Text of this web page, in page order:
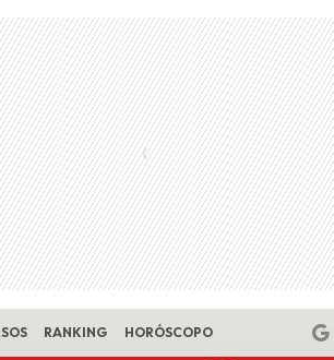
RANKING HORÓSCOPO